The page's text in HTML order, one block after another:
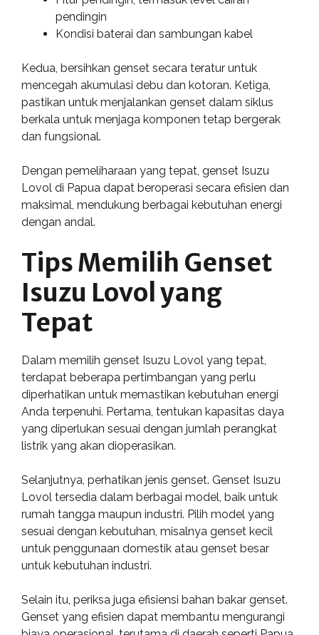
pendingin
Kondisi baterai dan sambungan kabel
Kedua, bersihkan genset secara teratur untuk
mencegah akumulasi debu dan kotoran. Ketiga,
pastikan untuk menjalankan genset dalam siklus
berkala untuk menjaga komponen tetap bergerak
dan fungsional.
Dengan pemeliharaan yang tepat, genset Isuzu
Lovol di Papua dapat beroperasi secara efisien dan
maksimal, mendukung berbagai kebutuhan energi
dengan andal.
Tips Memilih Genset
Isuzu Lovol yang
Tepat
Dalam memilih genset Isuzu Lovol yang tepat,
terdapat beberapa pertimbangan yang perlu
diperhatikan untuk memastikan kebutuhan energi
Anda terpenuhi. Pertama, tentukan kapasitas daya
yang diperlukan sesuai dengan jumlah perangkat
listrik yang akan dioperasikan.
Selanjutnya, perhatikan jenis genset. Genset Isuzu
Lovol tersedia dalam berbagai model, baik untuk
rumah tangga maupun industri. Pilih model yang
sesuai dengan kebutuhan, misalnya genset kecil
untuk penggunaan domestik atau genset besar
untuk kebutuhan industri.
Selain itu, periksa juga efisiensi bahan bakar genset.
Genset yang efisien dapat membantu mengurangi